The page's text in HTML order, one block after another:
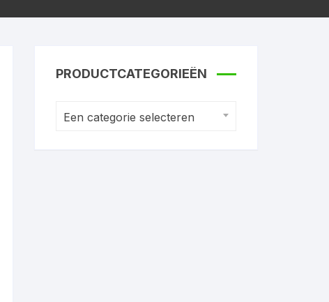
PRODUCTCATEGORIEËN
Een categorie selecteren